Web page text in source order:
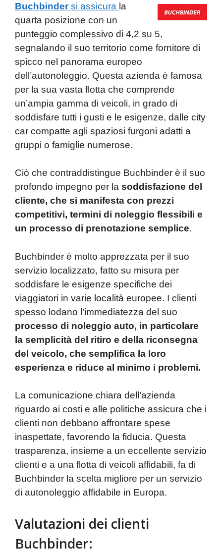
Buchbindersi assicura la
quarta posizione con un
punteggio complessivo di 4,2 su 5,
segnalando il suo territorio come fornitore di
spicco nel panorama europeo
dell’autonoleggio. Questa azienda è famosa
per la sua vasta flotta che comprende
un’ampia gamma di veicoli, in grado di
soddisfare tutti i gusti e le esigenze, dalle city
car compatte agli spaziosi furgoni adatti a
gruppi o famiglie numerose.
Ciò che contraddistingue Buchbinder è il suo
profondo impegno per la soddisfazione del
cliente, che si manifesta con prezzi
competitivi, termini di noleggio flessibili e
un processo di prenotazione semplice.
Buchbinder è molto apprezzata per il suo
servizio localizzato, fatto su misura per
soddisfare le esigenze specifiche dei
viaggiatori in varie località europee. I clienti
spesso lodano l’immediatezza del suo
processo di noleggio auto, in particolare
la semplicità del ritiro e della riconsegna
del veicolo, che semplifica la loro
esperienza e riduce al minimo i problemi.
La comunicazione chiara dell’azienda
riguardo ai costi e alle politiche assicura che i
clienti non debbano affrontare spese
inaspettate, favorendo la fiducia. Questa
trasparenza, insieme a un eccellente servizio
clienti e a una flotta di veicoli affidabili, fa di
Buchbinder la scelta migliore per un servizio
di autonoleggio affidabile in Europa.
Valutazioni dei clienti
Buchbinder: